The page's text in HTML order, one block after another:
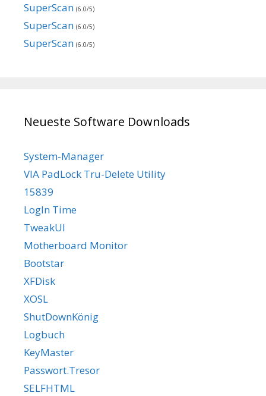
SuperScan (6.0/5)
SuperScan (6.0/5)
SuperScan (6.0/5)
Neueste Software Downloads
System-Manager
VIA PadLock Tru-Delete Utility
15839
LogIn Time
TweakUI
Motherboard Monitor
Bootstar
XFDisk
XOSL
ShutDownKönig
Logbuch
KeyMaster
Passwort.Tresor
SELFHTML